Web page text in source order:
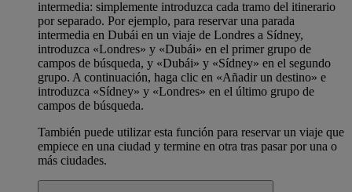
intermedia: simplemente introduzca cada tramo del itinerario
por separado. Por ejemplo, para reservar una parada
intermedia en Dubái en un viaje de Londres a Sídney,
introduzca «Londres» y «Dubái» en el primer grupo de
campos de búsqueda, y «Dubái» y «Sídney» en el segundo
grupo. A continuación, haga clic en «Añadir un destino» e
introduzca «Sídney» y «Londres» en el último grupo de
campos de búsqueda.
También puede utilizar esta función para reservar un viaje que
empiece en una ciudad y termine en otra tras pasar por una o
más ciudades.